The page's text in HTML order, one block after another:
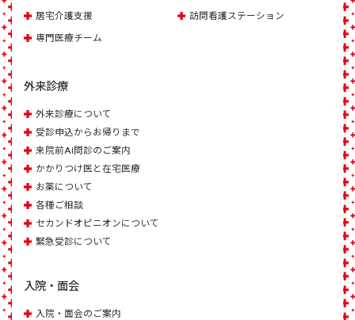
居宅介護支援
訪問看護ステーション
専門医療チーム
外来診療
外来診療について
受診申込からお帰りまで
来院前AI問診のご案内
かかりつけ医と在宅医療
お薬について
各種ご相談
セカンドオピニオンについて
緊急受診について
入院・面会
入院・面会のご案内